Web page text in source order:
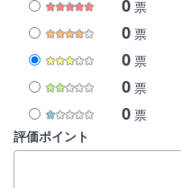
0 票
0 票
0 票
0 票
0 票
評価ポイント